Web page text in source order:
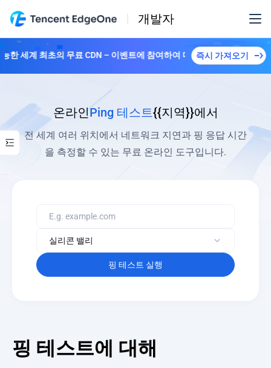
개발자
세계 최초의 무료 CDN – 이벤트에 참여하여 다양한 플랜을解锁하세
즉시 가져오기
온라인Ping 테스트{{지역}}에서
전 세계 여러 위치에서 네트워크 지연과 핑 응답 시간
을 측정할 수 있는 무료 온라인 도구입니다.
핑 테스트 실행
핑 테스트에 대해